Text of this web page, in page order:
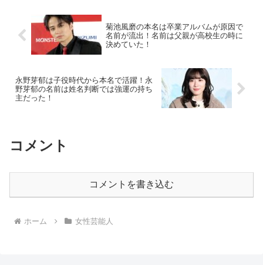
菊池風磨の本名は卒業アルバムが原因で
名前が流出！名前は父親が高校生の時に
決めていた！
永野芽郁は子役時代から本名で活躍！永
野芽郁の名前は姓名判断では強運の持ち
主だった！
コメント
コメントを書き込む
ホーム 女性芸能人